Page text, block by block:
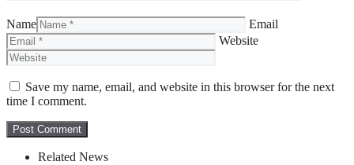
Name
Email
Website
Save my name, email, and website in this browser for the next
time I comment.
Related News